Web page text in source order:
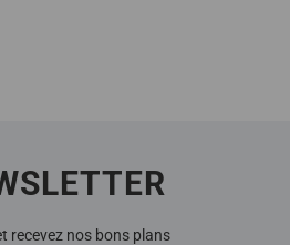
recevez nos bons plans